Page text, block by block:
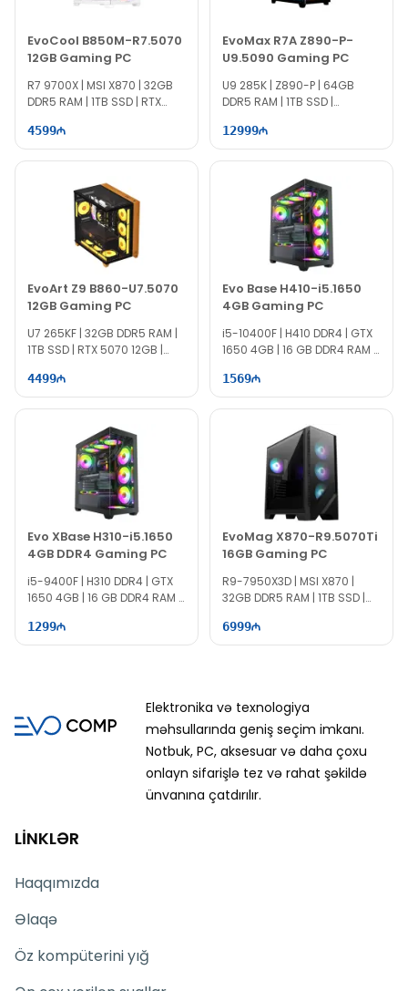
EvoComp'dan
rəsmi zəmanət və sürətli
edə bilərsiniz.
EvoCool B850M-R7.5070
12GB Gaming PC
R7 9700X | MSI X870 | 32GB
DDR5 RAM | 1TB SSD | RTX
4599
EvoMax R7A Z890-P-
U9.5090 Gaming PC
U9 285K | Z890-P | 64GB
DDR5 RAM | 1TB SSD |
12999
EvoArt Z9 B860-U7.5070
12GB Gaming PC
U7 265KF | 32GB DDR5 RAM |
1TB SSD | RTX 5070 12GB |
4499
Evo Base H410-i5.1650
4GB Gaming PC
i5-10400F | H410 DDR4 | GTX
1650 4GB | 16 GB DDR4 RAM |
1569
Evo XBase H310-i5.1650
4GB DDR4 Gaming PC
i5-9400F | H310 DDR4 | GTX
1650 4GB | 16 GB DDR4 RAM |
1299
EvoMag X870-R9.5070Ti
16GB Gaming PC
R9-7950X3D | MSI X870 |
32GB DDR5 RAM | 1TB SSD |
6999
Elektronika və texnologiya
məhsullarında geniş seçim imkanı.
Notbuk, PC, aksesuar və daha çoxu
onlayn sifarişlə tez və rahat şəkildə
ünvanına çatdırılır.
LİNKLƏR
Haqqımızda
Əlaqə
Öz kompüterini yığ